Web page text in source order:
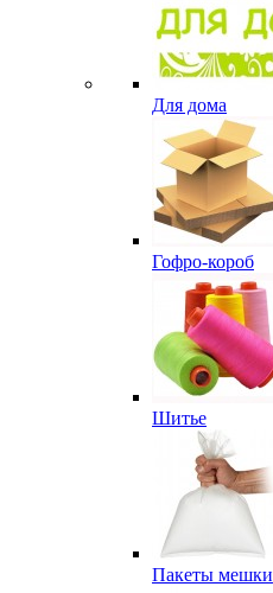
Для дома
Гофро-короб
Шитье
Пакеты мешки